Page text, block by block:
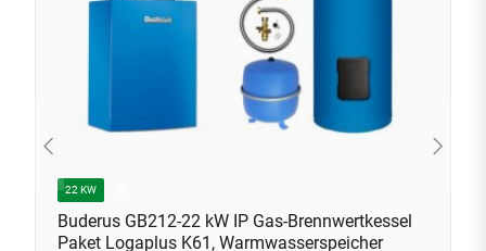
22 KW
Buderus GB212-22 kW IP Gas-Brennwertkessel
Paket Logaplus K61, Warmwasserspeicher